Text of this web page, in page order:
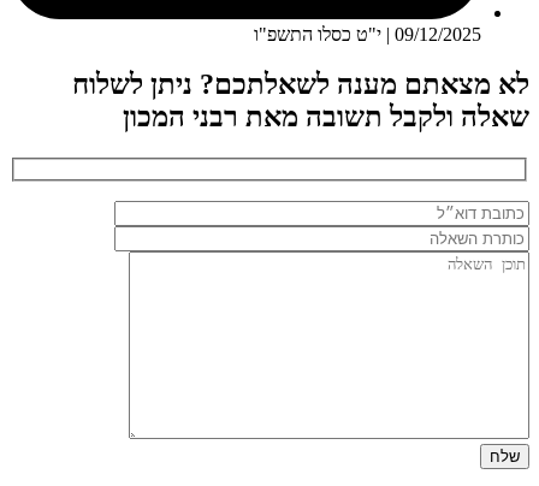
09/12/2025 | י"ט כסלו התשפ"ו
לא מצאתם מענה לשאלתכם? ניתן לשלוח
שאלה ולקבל תשובה מאת רבני המכון